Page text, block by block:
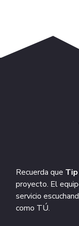
Recuerda que
proyecto. El
servicio
como TÚ.